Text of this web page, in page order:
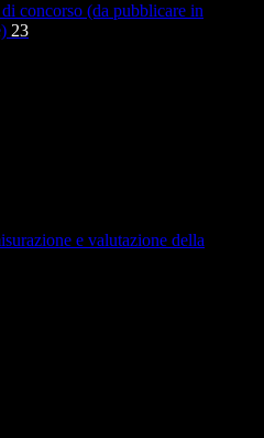
concorso (da pubblicare in
23
e valutazione della